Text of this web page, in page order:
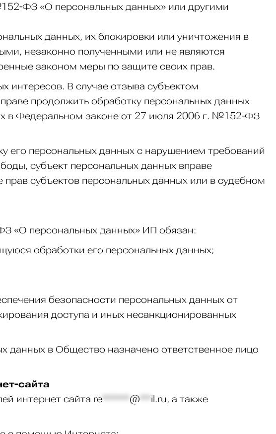
ФЗ «О персональных данных» или другими
данных, их блокировки или уничтожения в
незаконно полученными или не являются
законом меры по защите своих прав.
интересов. В случае отзыва субъектом
продолжить обработку персональных данных
в Федеральном законе от 27 июля 2006 г. №152-ФЗ
его персональных данных с нарушением требований
субъект персональных данных вправе
субъектов персональных данных или в судебном
«О персональных данных» ИП обязан:
обработки его персональных данных;
безопасности персональных данных от
доступа и иных несанкционированных
данных в Общество назначено ответственное лицо
сайта
интернет сайта re***** @** il.ru, а также